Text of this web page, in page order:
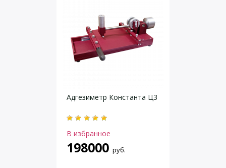
Адгезиметр Константа Ц3
В избранное
198000 руб.